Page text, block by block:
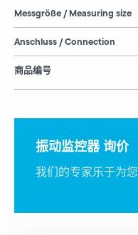
Messgröße / Measuring size
Anschluss / Connection
商品编号
振动监控器 询价
我们的专家乐于为您